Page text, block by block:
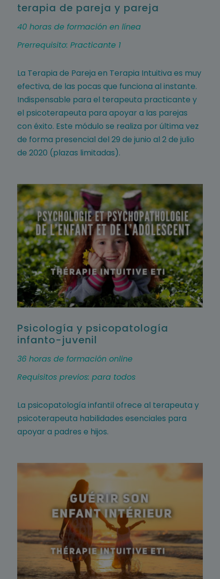
terapia de pareja y pareja
40 horas de formación en línea
Prerrequisito: Practicante 1
La Terapia de Pareja en Terapia Intuitiva es muy
efectiva, de las pocas que funciona al instante.
Indispensable para el terapeuta practicante y
el psicoterapeuta para apoyar a las parejas
con éxito. Este módulo se realiza por última vez
de forma presencial del 29 de junio al 2 de julio
de 2020 (plazas limitadas).
Psicología y psicopatología
infanto-juvenil
36 horas de formación online
Requisitos previos: para todos
La psicopatología infantil ofrece al terapeuta y
psicoterapeuta habilidades esenciales para
apoyar a padres e hijos.